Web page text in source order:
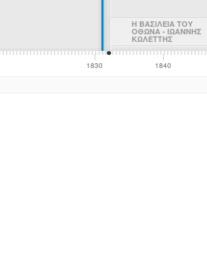
Η ΒΑΣΙΛΕΙΑ ΤΟΥ
ΟΘΩΝΑ - ΙΩΑΝΝΗΣ
ΚΩΛΕΤΤΗΣ
1830 1840